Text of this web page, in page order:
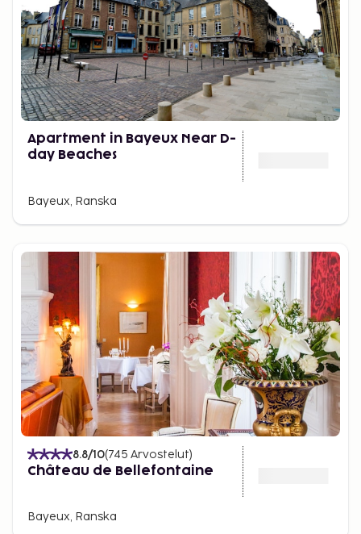
Apartment in Bayeux Near D-
day Beaches
Bayeux, Ranska
8.8/10(745 Arvostelut)
Château de Bellefontaine
Bayeux, Ranska